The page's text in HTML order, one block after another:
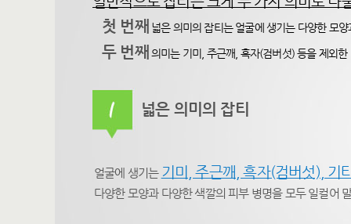
첫 번째 넓은 의미의 잡티는 얼굴에 생기는 다양한 모
두 번째 의미는 기미, 주근깨, 흑자(검버섯) 등을 제외
넓은 의미의 잡티
얼굴에 생기는 기미, 주근깨, 흑자(검버섯), 기
다양한 모양과 다양한 색깔의 피부 병명을 모두 일컬어